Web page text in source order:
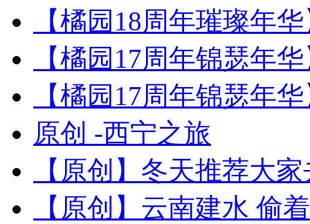
【橘园18周年璀璨年
【橘园17周年锦瑟年
【橘园17周年锦瑟年
原创 -西宁之旅
【原创】冬天推荐大
【原创】云南建水 偷